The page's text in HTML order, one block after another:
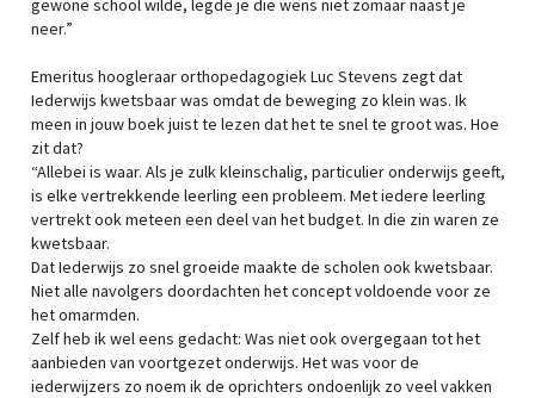
gewone school wilde, legde je die wens niet zomaar naast je
neer.”
Emeritus hoogleraar orthopedagogiek Luc Stevens zegt dat
Iederwijs kwetsbaar was omdat de beweging zo klein was. Ik
meen in jouw boek juist te lezen dat het te snel te groot was. Hoe
zit dat?
“Allebei is waar. Als je zulk kleinschalig, particulier onderwijs geeft,
is elke vertrekkende leerling een probleem. Met iedere leerling
vertrekt ook meteen een deel van het budget. In die zin waren ze
kwetsbaar.
Dat Iederwijs zo snel groeide maakte de scholen ook kwetsbaar.
Niet alle navolgers doordachten het concept voldoende voor ze
het omarmden.
Zelf heb ik wel eens gedacht: Was niet ook overgegaan tot het
aanbieden van voortgezet onderwijs. Het was voor de
iederwijzers zo noem ik de oprichters ondoenlijk zo veel vakken